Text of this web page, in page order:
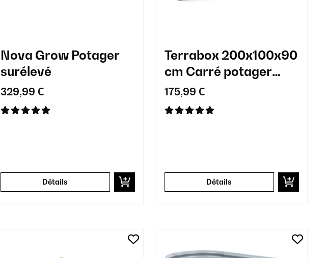
Nova Grow Potager
surélevé
329,99 €
Détails
Terrabox 200x100x90
cm Carré potager
Anthracite
175,99 €
Détails